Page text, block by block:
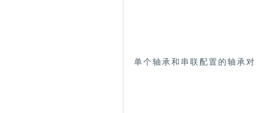
单个轴承和串联配置的轴承对